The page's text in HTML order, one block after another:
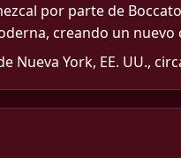
por parte de
creando un
Nueva York, EE. UU.,